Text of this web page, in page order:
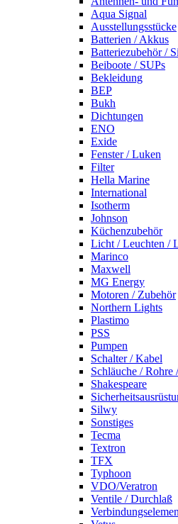
Aqua Signal
Ausstellungsstücke
Batterien / Akkus
Batteriezubehör /
Beiboote / SUPs
Bekleidung
BEP
Bukh
Dichtungen
ENO
Exide
Fenster / Luken
Filter
Hella Marine
International
Isotherm
Johnson
Küchenzubehör
Licht / Leuchten /
Marinco
Maxwell
MG Energy
Motoren / Zubehör
Northern Lights
Plastimo
PSS
Pumpen
Schalter / Kabel
Schläuche / Rohre
Shakespeare
Silwy
Sonstiges
Tecma
Textron
TFX
Typhoon
VDO/Veratron
Ventile / Durchlaß